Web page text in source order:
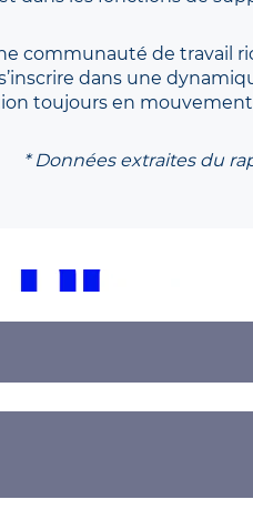
communauté de travail
dans une
toujours en
* Données extraites du